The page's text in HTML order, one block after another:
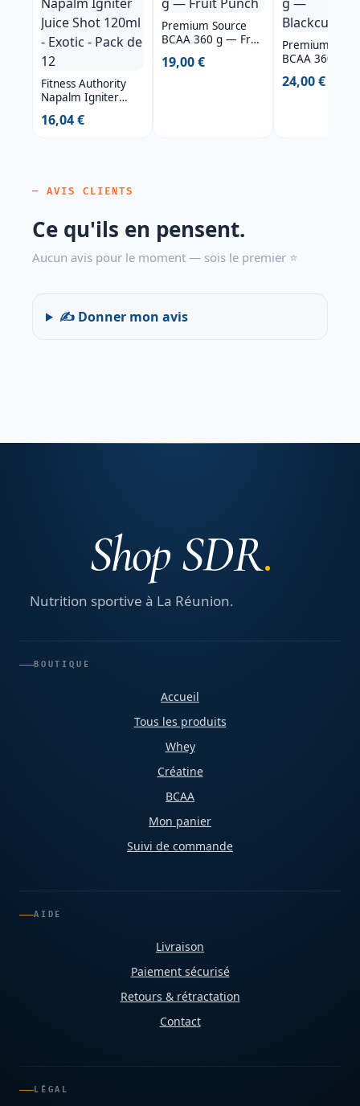
Fitness Authority
Napalm Igniter
Exotic - Pack de 12
16,04 €
Premium Source
BCAA 360 g — Fruit
19,00 €
Premium
BCAA 360 g —
24,00 €
— AVIS CLIENTS
Ce qu'ils en pensent.
Aucun avis pour le moment — sois le premier ⭐
✍️ Donner mon avis
Shop SDR
Nutrition sportive à La Réunion.
BOUTIQUE
Accueil
Tous les produits
Whey
Créatine
BCAA
Mon panier
Suivi de commande
AIDE
Livraison
Paiement sécurisé
Retours & rétractation
Contact
LÉGAL